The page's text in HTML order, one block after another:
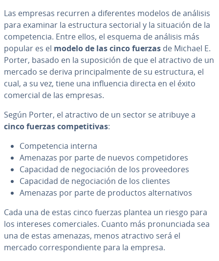
Las empresas recurren a di­fe­re­n­tes modelos de análisis
para examinar la es­tru­c­tu­ra sectorial y la situación de la
co­m­pe­te­n­cia. Entre ellos, el esquema de análisis más
popular es el modelo de las cinco fuerzas de Michael E.
Porter, basado en la su­po­si­ción de que el atractivo de un
mercado se deriva pri­n­ci­pa­l­me­n­te de su es­tru­c­tu­ra, el
cual, a su vez, tiene una in­flue­n­cia directa en el éxito
comercial de las empresas.
Según Porter, el atractivo de un sector se atribuye a
cinco fuerzas co­m­pe­ti­ti­vas:
Co­m­pe­te­n­cia interna
Amenazas por parte de nuevos co­m­pe­ti­do­res
Capacidad de ne­go­cia­ción de los pro­vee­do­res
Capacidad de ne­go­cia­ción de los clientes
Amenazas por parte de productos al­te­r­na­ti­vos
Cada una de estas cinco fuerzas plantea un riesgo para
los intereses co­me­r­cia­les. Cuanto más pro­nu­n­cia­da sea
una de estas amenazas, menos atractivo será el
mercado co­rre­s­po­n­die­n­te para la empresa.